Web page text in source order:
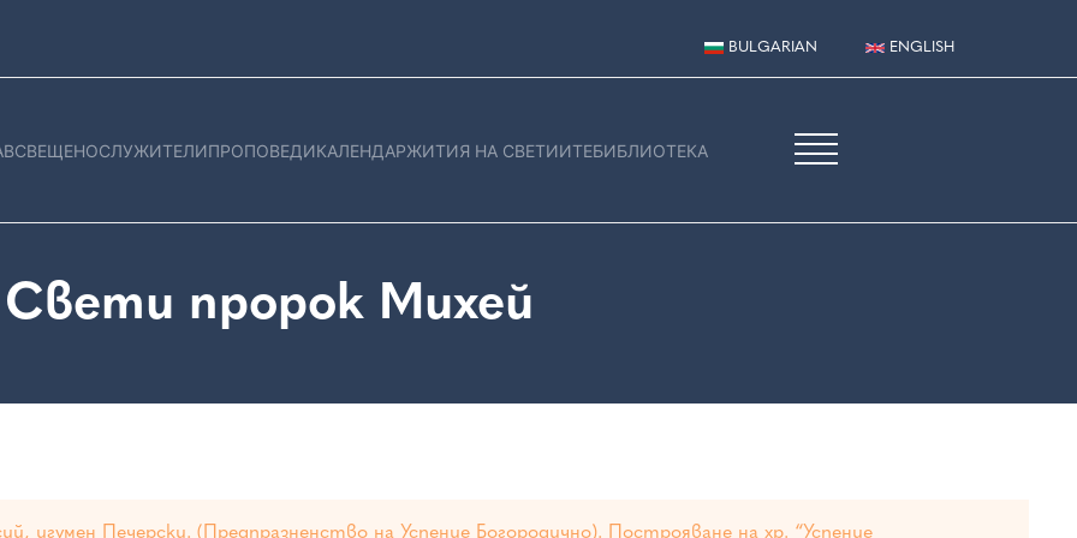
BULGARIAN ENGLISH
СВЕЩЕНОСЛУЖИТЕЛИПРОПОВЕДИКАЛЕНДАРЖИТИЯ НА СВЕТИИТЕБИБЛИОТЕКА
Свети пророк Михей
игумен Печерски. (Предпразненство на Успение Богородично). Построяване на хр. “Успение